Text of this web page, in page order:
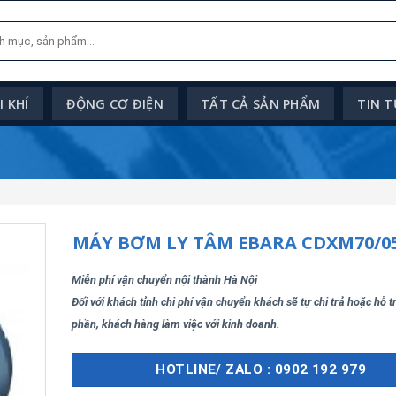
KHÍ ĐỘNG CƠ ĐIỆN TẤT CẢ SẢN PHẨM TIN
MÁY BƠM LY TÂM EBARA CDXM70/
Miễn phí vận chuyển nội thành Hà Nội
Đối với khách tỉnh chi phí vận chuyển khách sẽ tự chi trả hoặc hỗ
phần, khách hàng làm việc với kinh doanh.
HOTLINE/ ZALO : 0902 192 979